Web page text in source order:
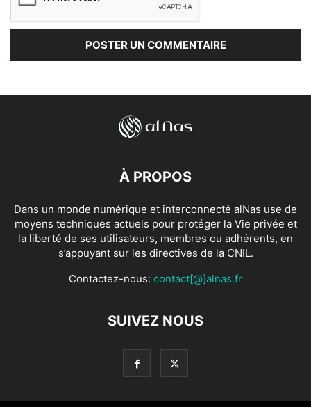
À PROPOS
Dans un monde numérique et interconnecté alNas use de
moyens techniques actuels pour protéger la Vie privée et
la liberté de ses utilisateurs, membres ou adhérents, en
s’appuyant sur les directives de la CNIL.
Contactez-nous: contact[@]alnas.fr
SUIVEZ NOUS